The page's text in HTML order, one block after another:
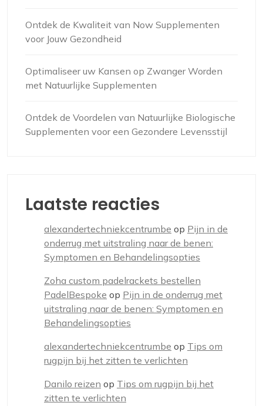
Ontdek de Kwaliteit van Now Supplementen
voor Jouw Gezondheid
Optimaliseer uw Kansen op Zwanger Worden
met Natuurlijke Supplementen
Ontdek de Voordelen van Natuurlijke Biologische
Supplementen voor een Gezondere Levensstijl
Laatste reacties
alexandertechniekcentrumbe op Pijn in de
onderrug met uitstraling naar de benen:
Symptomen en Behandelingsopties
Zoha custom padelrackets bestellen
PadelBespoke op Pijn in de onderrug met
uitstraling naar de benen: Symptomen en
Behandelingsopties
alexandertechniekcentrumbe op Tips om
rugpijn bij het zitten te verlichten
Danilo reizen op Tips om rugpijn bij het
zitten te verlichten